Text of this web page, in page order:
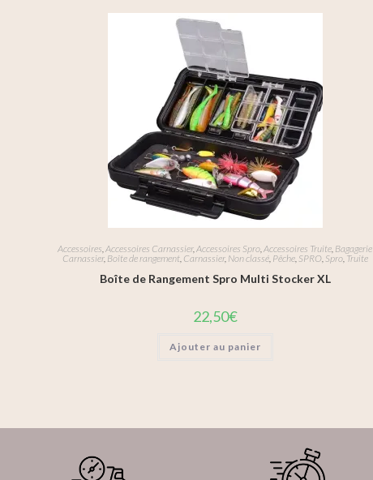
Accessoires,Accessoires Carnassier,Accessoires Spro,Accessoires Truite, Bagagerie
Carnassier, Boîte de rangement, Carnassier, Non classé, Pêche, SPRO, Spro, Truite
Boîte de Rangement Spro Multi Stocker XL
22,50€
Ajouter au panier